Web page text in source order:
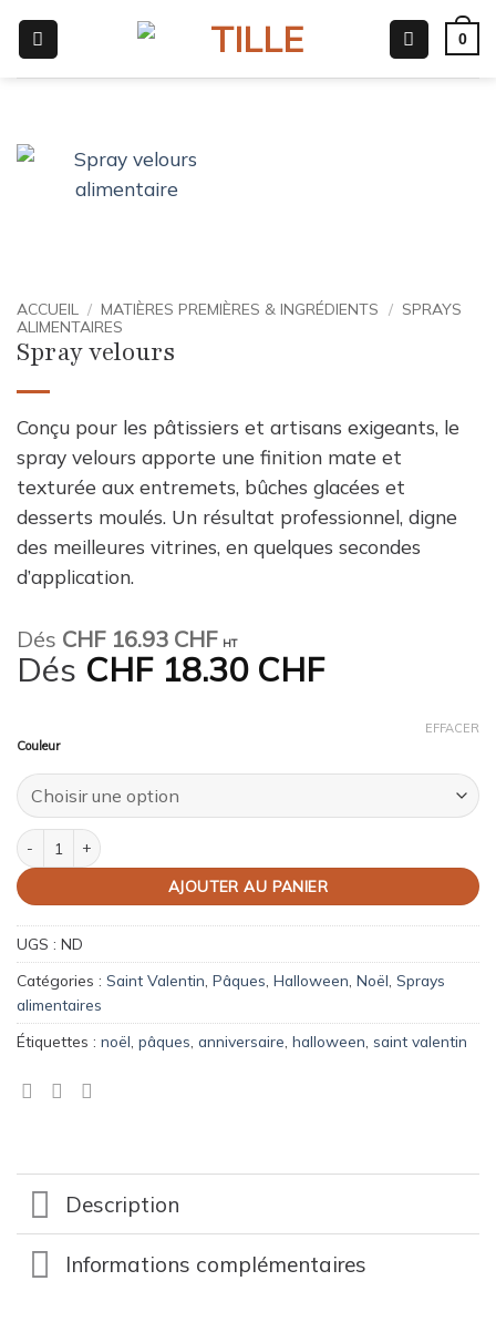
contenu
0
ACCUEIL / MATIÈRES PREMIÈRES & INGRÉDIENTS / SPRAYS
ALIMENTAIRES
Spray velours
Conçu pour les pâtissiers et artisans exigeants, le
spray velours apporte une finition mate et
texturée aux entremets, bûches glacées et
desserts moulés. Un résultat professionnel, digne
des meilleures vitrines, en quelques secondes
d’application.
Dés CHF16.93 CHF HT
Dés CHF18.30 CHF
Couleur
EFFACER
quantité de Spray velours
AJOUTER AU PANIER
UGS : ND
Catégories : Saint Valentin Pâques Halloween Noël Sprays
alimentaires
Étiquettes : noël pâques anniversaire halloween saint valentin
Description
Informations complémentaires